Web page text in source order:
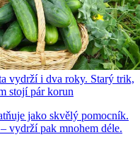
vydrží i dva roky. Starý trik,
stojí pár korun
jako skvělý pomocník.
vydrží pak mnohem déle.